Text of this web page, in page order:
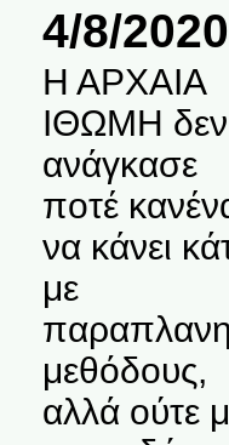
4/8/2020
Η ΑΡΧΑΙΑ
ΙΘΩΜΗ δεν
ανάγκασε
ποτέ
να κάνει
με
μεθόδους,
αλλά ούτε